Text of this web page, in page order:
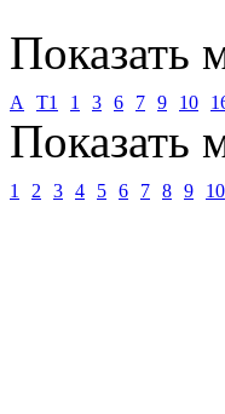
Показать
А Т1 1 3 6 7 9 10
Показать
1 2 3 4 5 6 7 8 9 10